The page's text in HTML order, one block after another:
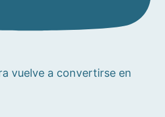
vuelve a convertirse en